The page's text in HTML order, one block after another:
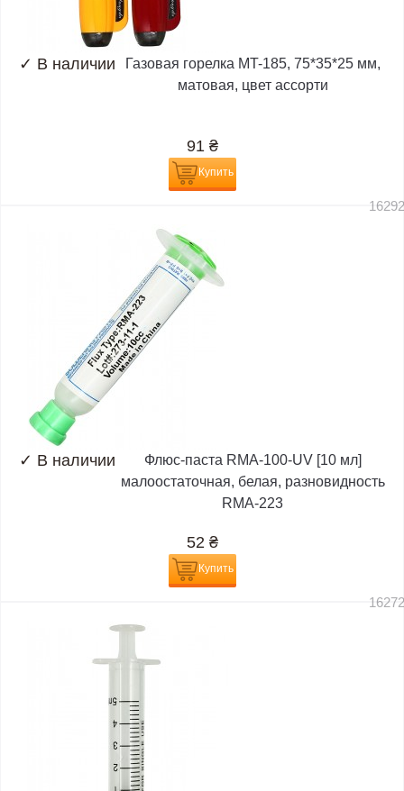
✓ В наличии
Газовая горелка MT-185, 75*35*25 мм,
матовая, цвет ассорти
91 ₴
Купить
✓ В наличии
Флюс-паста RMA-100-UV [10 мл]
малоостаточная, белая, разновидность
RMA-223
52 ₴
Купить